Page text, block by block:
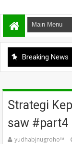
Breaking News
NASIONAL Di Balik
Strategi
saw #part4
yudhabjnugroho™️